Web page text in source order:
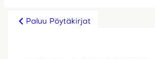
Paluu Pöytäkirjat